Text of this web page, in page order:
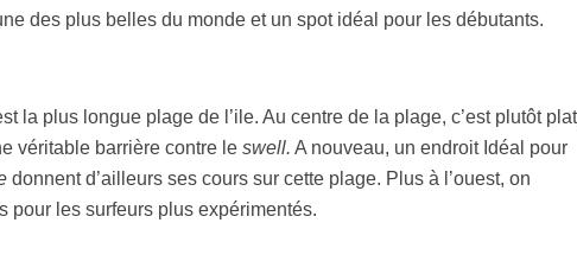
des plus belles du monde et un spot idéal pour les débutants.
la plus longue plage de l’ile. Au centre de la plage, c’est plutôt
véritable barrière contre le swell. A nouveau, un endroit Idéal pour
donnent d’ailleurs ses cours sur cette plage. Plus à l’ouest, on
pour les surfeurs plus expérimentés.